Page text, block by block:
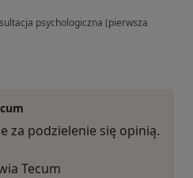
psychologiczna (pierwsza
za podzielenie się opinią.
Tecum